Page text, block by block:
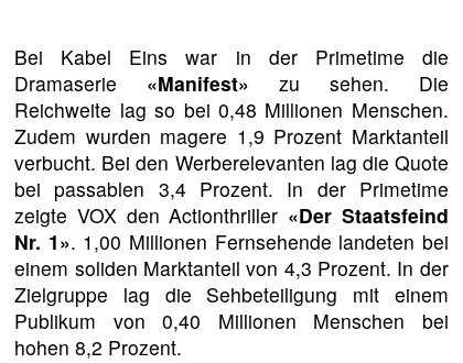
Bei Kabel Eins war in der Primetime die
Dramaserie «Manifest» zu sehen. Die
Reichweite lag so bei 0,48 Millionen Menschen.
Zudem wurden magere 1,9 Prozent Marktanteil
verbucht. Bei den Werberelevanten lag die Quote
bei passablen 3,4 Prozent. In der Primetime
zeigte VOX den Actionthriller «Der Staatsfeind
Nr. 1». 1,00 Millionen Fernsehende landeten bei
einem soliden Marktanteil von 4,3 Prozent. In der
Zielgruppe lag die Sehbeteiligung mit einem
Publikum von 0,40 Millionen Menschen bei
hohen 8,2 Prozent.